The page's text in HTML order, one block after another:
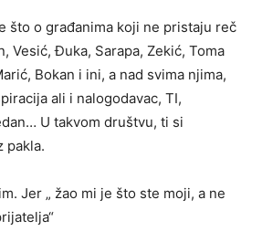
što o građanima koji ne pristaju reč
Vesić, Đuka, Sarapa, Zekić, Toma
Bokan i ini, a nad svima njima,
ali i nalogodavac, TI,
U takvom društvu, ti si
pakla.
Jer „ žao mi je što ste moji, a ne